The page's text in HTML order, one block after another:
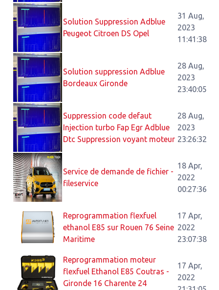
Solution Suppression Adblue
Peugeot Citroen DS Opel
31 Aug,
2023
11:41:38
Solution suppression Adblue
Bordeaux Gironde
28 Aug,
2023
23:40:05
Suppression code defaut
Injection turbo Fap Egr Adblue
Dtc Suppression voyant moteur
28 Aug,
2023
23:26:32
Service de demande de fichier -
fileservice
18 Apr,
2022
00:27:36
Reprogrammation flexfuel
ethanol E85 sur Rouen 76 Seine
Maritime
17 Apr,
2022
23:07:38
Reprogrammation moteur
flexfuel Ethanol E85 Coutras -
Gironde 16 Charente 24
17 Apr,
2022